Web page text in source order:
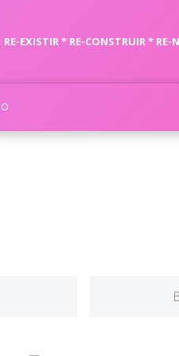
RE-EXISTIR * RE-CONSTRUIR * RE-